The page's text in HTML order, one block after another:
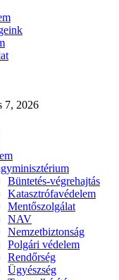
7, 2026
Büntetés-végrehajtás
Katasztrófavédelem
Mentőszolgálat
NAV
Nemzetbiztonság
Polgári védelem
Rendőrség
Ügyészség